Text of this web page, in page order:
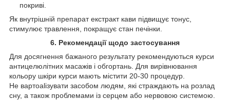
покриві.
Як внутрішній препарат екстракт кави підвищує тонус,
стимулює травлення, покращує стан печінки.
6. Рекомендації щодо застосування
Для досягнення бажаного результату рекомендуються курси
антицелюлітних масажів і обгортань. Для вирівнювання
кольору шкіри курси мають містити 20-30 процедур.
Не вартоalізувати засобом людям, які страждають на розлад
сну, а також проблемами із серцем або нервовою системою.